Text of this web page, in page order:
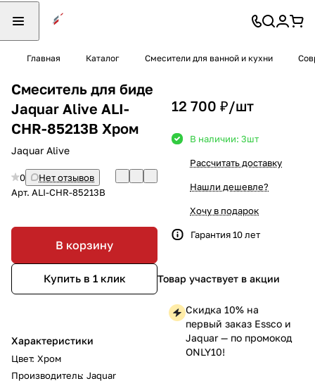
Главная Каталог Смесители для ванной и кухни
Смеситель для биде
Jaquar Alive ALI-
CHR-85213B Хром
Jaquar Alive
0
Нет отзывов
Арт. ALI-CHR-85213B
В корзину
Купить в 1 клик
Характеристики
Цвет: Хром
Производитель: Jaquar
12 700 ₽/шт
В наличии: 3шт
Рассчитать доставку
Нашли дешевле?
Хочу в подарок
Гарантия 10 лет
Товар участвует в акции
Скидка 10% на
первый заказ Essco и
Jaquar — по промокод
ONLY10!